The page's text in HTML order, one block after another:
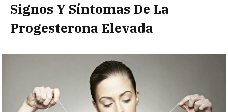
Signos Y Síntomas De La
Progesterona Elevada